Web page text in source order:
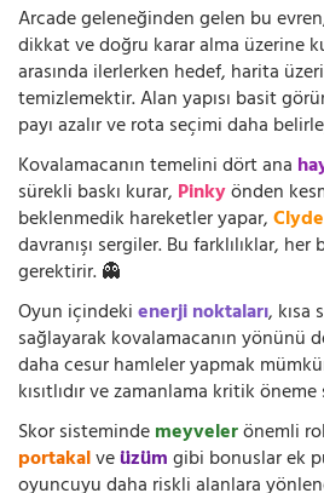
Arcade geleneğinden gelen bu
dikkat ve doğru karar alma üzerine
arasında ilerlerken hedef, harita
temizlemektir. Alan yapısı basit
payı azalır ve rota seçimi daha
Kovalamacanın temelini dört ana
sürekli baskı kurar, Pinkyönden
beklenmedik hareketler yapar,Clyde
davranışı sergiler. Bu farklılıklar,
gerektirir. 👻
Oyun içindekienerji noktaları,
sağlayarak kovalamacanın yönünü
daha cesur hamleler yapmak
kısıtlıdır ve zamanlama kritik
Skor sistemindemeyvelerönemli
portakalveüzümgibi bonuslar ek